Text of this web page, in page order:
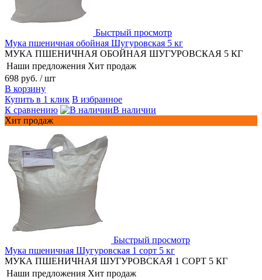
Быстрый просмотр
Мука пшеничная обойная Шугуровская 5 кг
МУКА ПШЕНИЧНАЯ ОБОЙНАЯ ШУГУРОВСКАЯ 5 КГ
Наши предложения Хит продаж
698 руб. / шт
В корзину
Купить в 1 клик В избранное
К сравнению
В наличии
Хит продаж
Быстрый просмотр
Мука пшеничная Шугуровская 1 сорт 5 кг
МУКА ПШЕНИЧНАЯ ШУГУРОВСКАЯ 1 СОРТ 5 КГ
Наши предложения Хит продаж